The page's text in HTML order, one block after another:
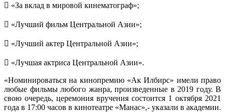
 «За вклад в мировой кинематограф»;
 «Лучший фильм Центральной Азии»;
 «Лучший актер Центральной Азии»;
 «Лучшая актриса Центральной Азии».
«Номинироваться на кинопремию «Ак Илбирс» имели право
любые фильмы любого жанра, произведенные в 2019 году. В
свою очередь, церемония вручения состоится 1 октября 2021
года в 17:00 часов в кинотеатре «Манас»,- указали в академии.